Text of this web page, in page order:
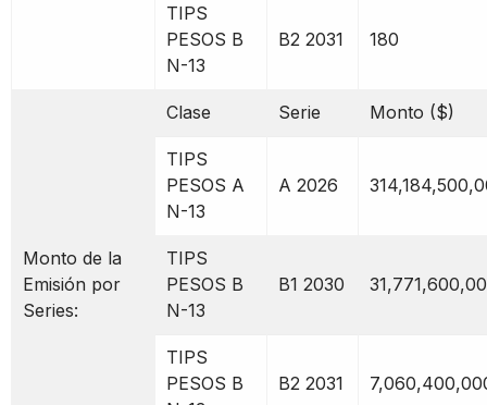
TIPS
PESOS B
N-13
B2 2031 180
Monto de la
Emisión por
Series:
Clase Serie Monto ($)
TIPS
PESOS A
N-13
A 2026
TIPS
PESOS B
N-13
B1 2030
TIPS
PESOS B
B2 2031